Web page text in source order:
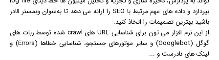
بپردازد و داده های مهم مرتبط با SEO را ارائه می دهد تا به‌عنوان وبمستر قادر
باشید بهترین تصمیمات را اتخاذ کنید.
از این نرم افزار می تون برای شناسایی URL های crawl شده توسط ربات های
گوگل (Googlebot) و سایر موتورهای جستجو، شناسایی خطاها (Errors) و
لینک های نادرست و ...